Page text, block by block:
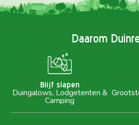
Daarom
Blijf slapen
Duingalows, Lodgetenten &
Camping